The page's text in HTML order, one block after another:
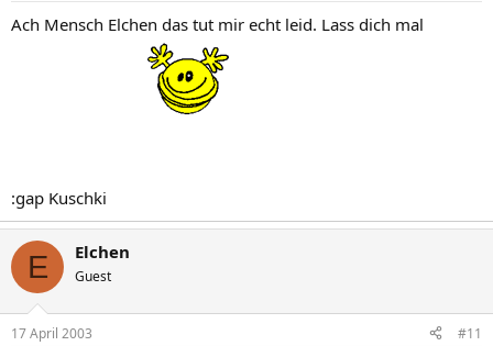
Ach Mensch Elchen das tut mir echt leid. Lass dich mal
:gap Kuschki
E Elchen
Guest
17 April 2003 #11